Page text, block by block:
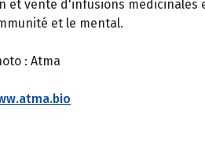
et vente d'infusions
et le mental.
: Atma